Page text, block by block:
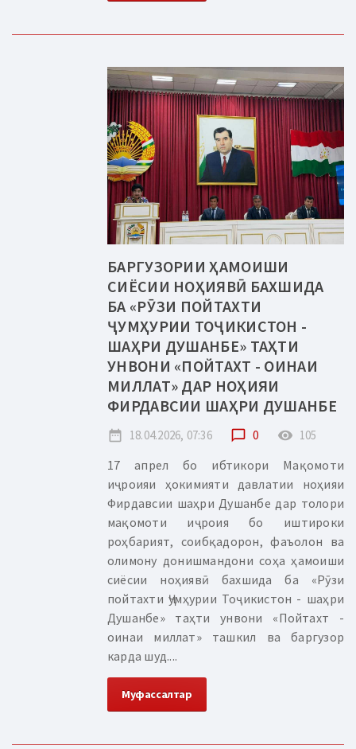
БАРГУЗОРИИ ҲАМОИШИ
СИЁСИИ НОҲИЯВӢ БАХШИДА
БА «РӮЗИ ПОЙТАХТИ
ҶУМҲУРИИ ТОҶИКИСТОН -
ШАҲРИ ДУШАНБЕ» ТАҲТИ
УНВОНИ «ПОЙТАХТ - ОИНАИ
МИЛЛАТ» ДАР НОҲИЯИ
ФИРДАВСИИ ШАҲРИ ДУШАНБЕ
date_range 18.04.2026, 07:36 chat_bubble_outline 0 remove_red_eye 105
17 апрел бо ибтикори Мақомоти
иҷроияи ҳокимияти давлатии ноҳияи
Фирдавсии шаҳри Душанбе дар толори
мақомоти иҷроия бо иштироки
роҳбарият, соибқадорон, фаъолон ва
олимону донишмандони соҳа ҳамоиши
сиёсии ноҳиявӣ бахшида ба «Рӯзи
пойтахти Ҷумҳурии Тоҷикистон - шаҳри
Душанбе» таҳти унвони «Пойтахт -
оинаи миллат» ташкил ва баргузор
карда шуд....
Муфассалтар